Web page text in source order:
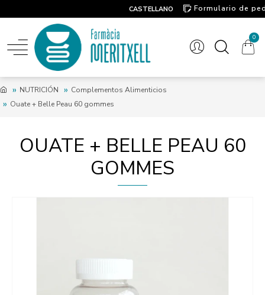
CASTELLANO
Formulario de
0
NUTRICIÓN
Complementos Alimenticios
Ouate + Belle Peau 60 gommes
OUATE + BELLE PEAU 60
GOMMES